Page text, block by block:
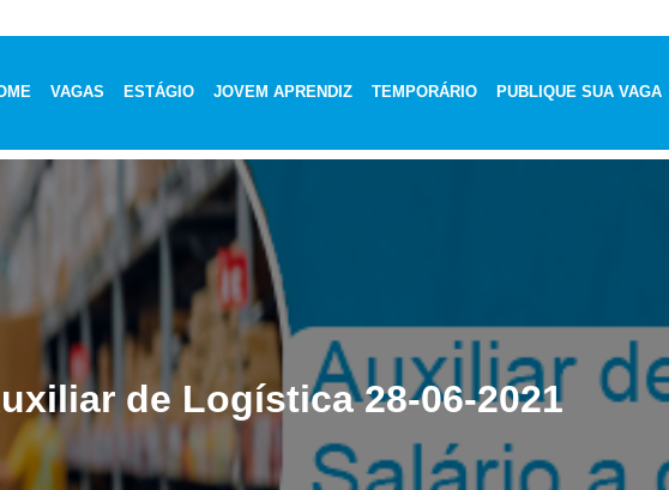
VAGAS ESTÁGIO JOVEM APRENDIZ TEMPORÁRIO PUBLIQUE SUA VAGA
de Logística 28-06-2021